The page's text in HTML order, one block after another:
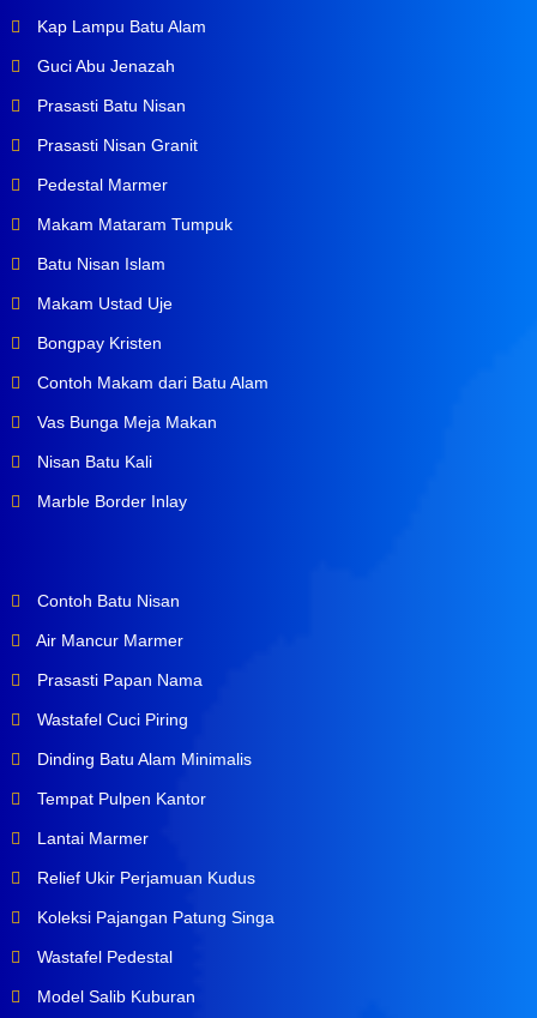
Kap Lampu Batu Alam
Guci Abu Jenazah
Prasasti Batu Nisan
Prasasti Nisan Granit
Pedestal Marmer
Makam Mataram Tumpuk
Batu Nisan Islam
Makam Ustad Uje
Bongpay Kristen
Contoh Makam dari Batu Alam
Vas Bunga Meja Makan
Nisan Batu Kali
Marble Border Inlay
Contoh Batu Nisan
Air Mancur Marmer
Prasasti Papan Nama
Wastafel Cuci Piring
Dinding Batu Alam Minimalis
Tempat Pulpen Kantor
Lantai Marmer
Relief Ukir Perjamuan Kudus
Koleksi Pajangan Patung Singa
Wastafel Pedestal
Model Salib Kuburan